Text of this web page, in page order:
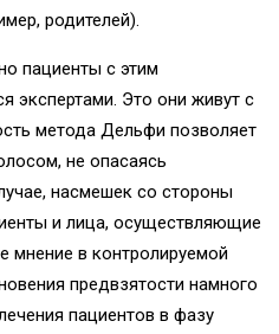
родителей).
пациенты с этим
экспертами. Это они живут с
метода Дельфи позволяет
не опасаясь
насмешек со стороны
и лица, осуществляющие
мнение в контролируемой
предвзятости намного
пациентов в фазу